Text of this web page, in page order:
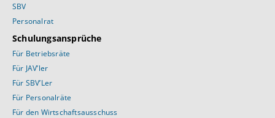
SBV
Personalrat
Schulungsansprüche
Für Betriebsräte
Für JAV’ler
Für SBV’Ler
Für Personalräte
Für den Wirtschaftsausschuss